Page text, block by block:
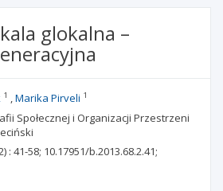
glokalna –
1 Marika Pirveli 1
Społecznej i Organizacji Przestrzeni
: 41-58; 10.17951/b.2013.68.2.41;